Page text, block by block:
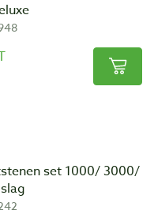
set 1000/ 3000/